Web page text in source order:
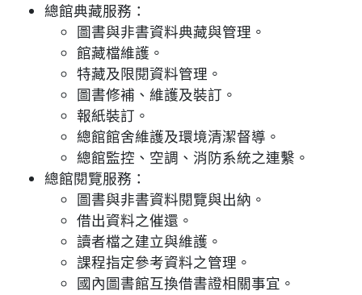
總館典藏服務：
圖書與非書資料典藏與管理。
館藏檔維護。
特藏及限閱資料管理。
圖書修補、維護及裝訂。
報紙裝訂。
總館館舍維護及環境清潔督導。
總館監控、空調、消防系統之連繫。
總館閱覽服務：
圖書與非書資料閱覽與出納。
借出資料之催還。
讀者檔之建立與維護。
課程指定參考資料之管理。
國內圖書館互換借書證相關事宜。